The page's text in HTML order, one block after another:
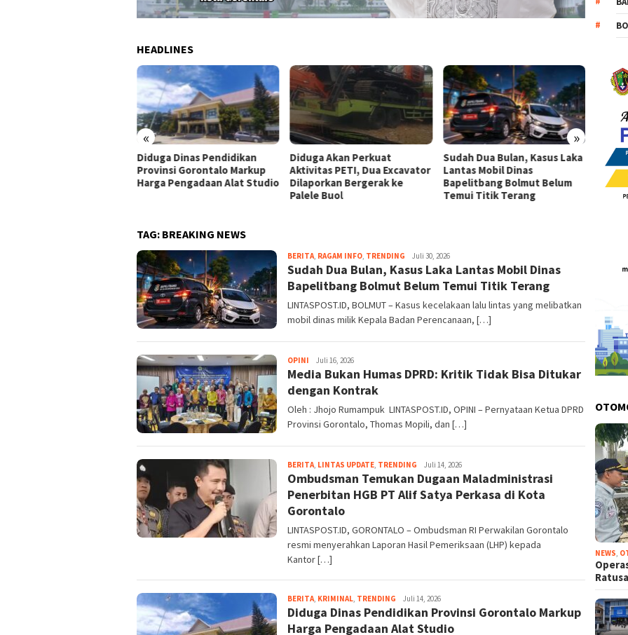
HEADLINES
« »
Diduga Dinas Pendidikan
Provinsi Gorontalo Markup
Harga Pengadaan Alat Studio
Diduga Akan Perkuat
Aktivitas PETI, Dua Excavator
Dilaporkan Bergerak ke
Palele Buol
Sudah Dua Bulan, Kasus Laka
Lantas Mobil Dinas
Bapelitbang Bolmut Belum
Temui Titik Terang
TAG: BREAKING NEWS
BERITA, RAGAM INFO, TRENDING admin
Juli 30, 2026
Sudah Dua Bulan, Kasus Laka Lantas Mobil Dinas
Bapelitbang Bolmut Belum Temui Titik Terang
LINTASPOST.ID, BOLMUT – Kasus kecelakaan lalu lintas yang melibatkan
mobil dinas milik Kepala Badan Perencanaan, […]
OPINI admin
Juli 16, 2026
Media Bukan Humas DPRD: Kritik Tidak Bisa Ditukar
dengan Kontrak
Oleh : Jhojo Rumampuk LINTASPOST.ID, OPINI – Pernyataan Ketua DPRD
Provinsi Gorontalo, Thomas Mopili, dan […]
BERITA, LINTAS UPDATE, TRENDING admin
Juli 14, 2026
Ombudsman Temukan Dugaan Maladministrasi
Penerbitan HGB PT Alif Satya Perkasa di Kota
Gorontalo
LINTASPOST.ID, GORONTALO – Ombudsman RI Perwakilan Gorontalo
resmi menyerahkan Laporan Hasil Pemeriksaan (LHP) kepada
Kantor […]
BERITA, KRIMINAL, TRENDING admin
Juli 14, 2026
Diduga Dinas Pendidikan Provinsi Gorontalo Markup
Harga Pengadaan Alat Studio
NEWS,